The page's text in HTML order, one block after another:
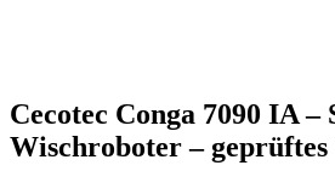
Cecotec Conga 7090 IA –
Wischroboter –